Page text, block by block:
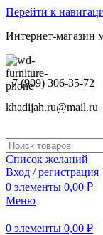
Перейти к
Интернет-магазин
+7 (909) 306-35-72
khadijah.ru@mail.ru
Список желаний
Вход / регистрация
0 элементы 0,00 ₽
Меню
0 элементы 0,00 ₽